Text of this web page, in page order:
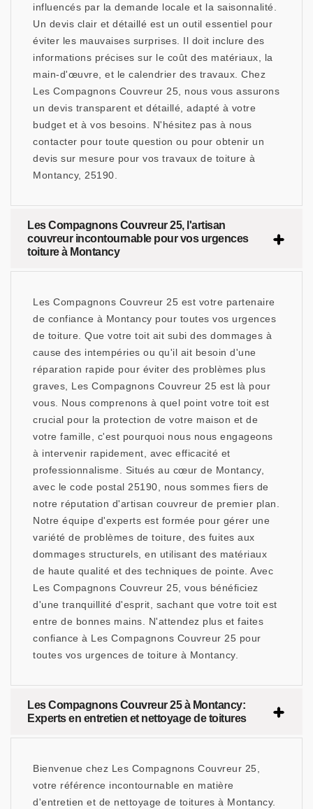
influencés par la demande locale et la saisonnalité.
Un devis clair et détaillé est un outil essentiel pour
éviter les mauvaises surprises. Il doit inclure des
informations précises sur le coût des matériaux, la
main-d'œuvre, et le calendrier des travaux. Chez
Les Compagnons Couvreur 25, nous vous assurons
un devis transparent et détaillé, adapté à votre
budget et à vos besoins. N'hésitez pas à nous
contacter pour toute question ou pour obtenir un
devis sur mesure pour vos travaux de toiture à
Montancy, 25190.
Les Compagnons Couvreur 25, l'artisan
couvreur incontournable pour vos urgences
toiture à Montancy
Les Compagnons Couvreur 25 est votre partenaire
de confiance à Montancy pour toutes vos urgences
de toiture. Que votre toit ait subi des dommages à
cause des intempéries ou qu'il ait besoin d'une
réparation rapide pour éviter des problèmes plus
graves, Les Compagnons Couvreur 25 est là pour
vous. Nous comprenons à quel point votre toit est
crucial pour la protection de votre maison et de
votre famille, c'est pourquoi nous nous engageons
à intervenir rapidement, avec efficacité et
professionnalisme. Situés au cœur de Montancy,
avec le code postal 25190, nous sommes fiers de
notre réputation d'artisan couvreur de premier plan.
Notre équipe d'experts est formée pour gérer une
variété de problèmes de toiture, des fuites aux
dommages structurels, en utilisant des matériaux
de haute qualité et des techniques de pointe. Avec
Les Compagnons Couvreur 25, vous bénéficiez
d'une tranquillité d'esprit, sachant que votre toit est
entre de bonnes mains. N'attendez plus et faites
confiance à Les Compagnons Couvreur 25 pour
toutes vos urgences de toiture à Montancy.
Les Compagnons Couvreur 25 à Montancy:
Experts en entretien et nettoyage de toitures
Bienvenue chez Les Compagnons Couvreur 25,
votre référence incontournable en matière
d'entretien et de nettoyage de toitures à Montancy.